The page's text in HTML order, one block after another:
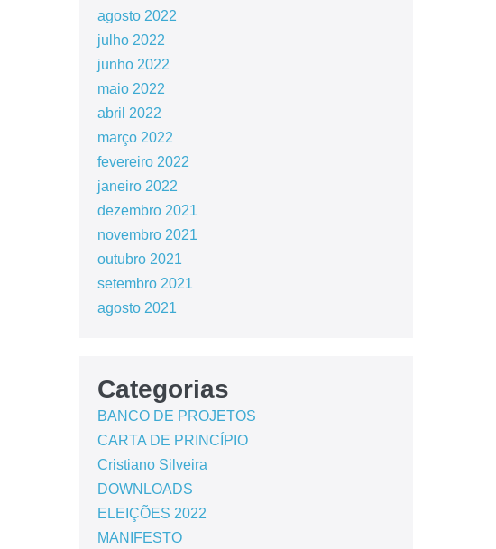
agosto 2022
julho 2022
junho 2022
maio 2022
abril 2022
março 2022
fevereiro 2022
janeiro 2022
dezembro 2021
novembro 2021
outubro 2021
setembro 2021
agosto 2021
Categorias
BANCO DE PROJETOS
CARTA DE PRINCÍPIO
Cristiano Silveira
DOWNLOADS
ELEIÇÕES 2022
MANIFESTO